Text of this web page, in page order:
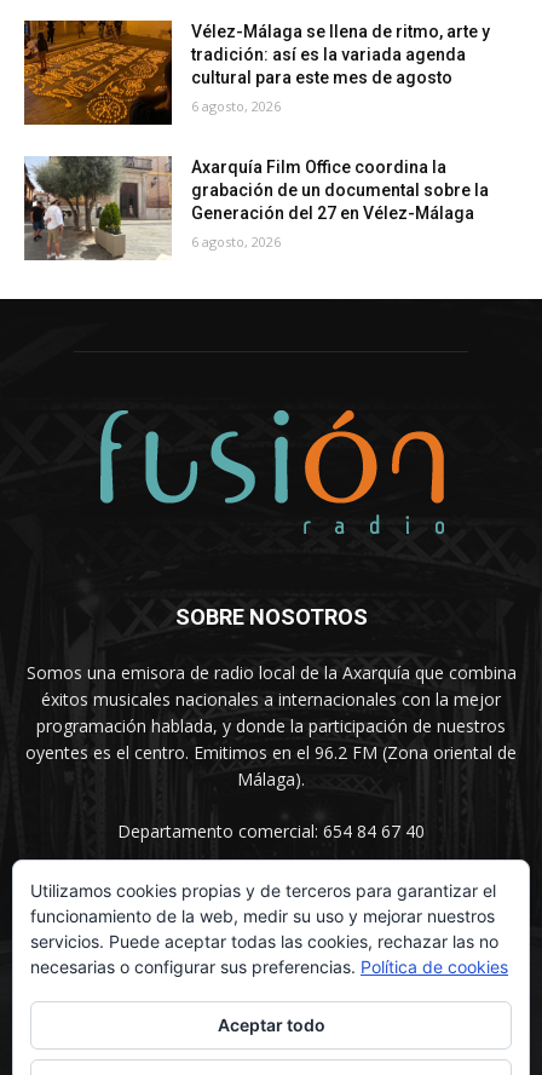
Vélez-Málaga se llena de ritmo, arte y
tradición: así es la variada agenda
cultural para este mes de agosto
6 agosto, 2026
Axarquía Film Office coordina la
grabación de un documental sobre la
Generación del 27 en Vélez-Málaga
6 agosto, 2026
SOBRE NOSOTROS
Somos una emisora de radio local de la Axarquía que combina
éxitos musicales nacionales a internacionales con la mejor
programación hablada, y donde la participación de nuestros
oyentes es el centro. Emitimos en el 96.2 FM (Zona oriental de
Málaga).
Departamento comercial: 654 84 67 40
SÍGUENOS
Utilizamos cookies propias y de terceros para garantizar el
funcionamiento de la web, medir su uso y mejorar nuestros
servicios. Puede aceptar todas las cookies, rechazar las no
necesarias o configurar sus preferencias. Política de cookies
Aceptar todo